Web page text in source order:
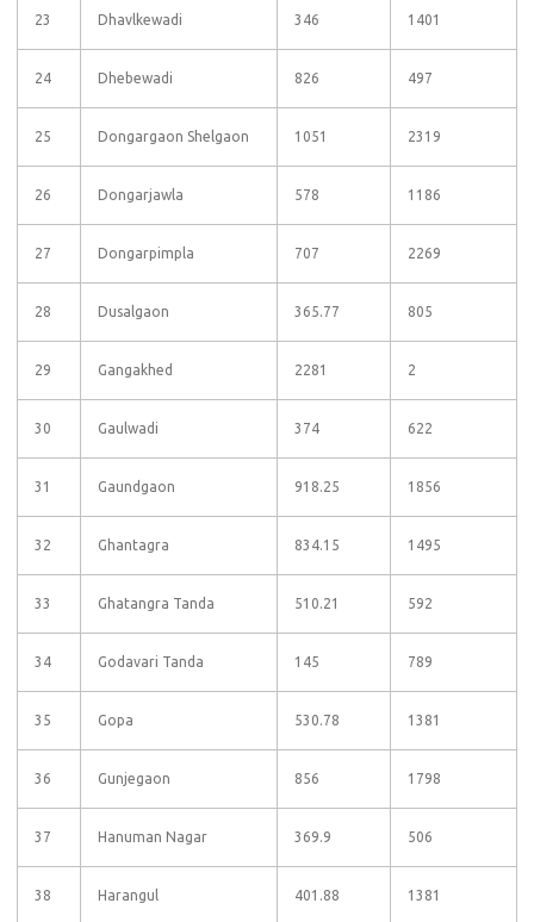
23 Dhavlkewadi 346 1401
24 Dhebewadi 826 497
25 Dongargaon Shelgaon 1051 2319
26 Dongarjawla 578 1186
27 Dongarpimpla 707 2269
28 Dusalgaon 365.77 805
29 Gangakhed 2281 2
30 Gaulwadi 374 622
31 Gaundgaon 918.25 1856
32 Ghantagra 834.15 1495
33 Ghatangra Tanda 510.21 592
34 Godavari Tanda 145 789
35 Gopa 530.78 1381
36 Gunjegaon 856 1798
37 Hanuman Nagar 369.9 506
38 Harangul 401.88 1381